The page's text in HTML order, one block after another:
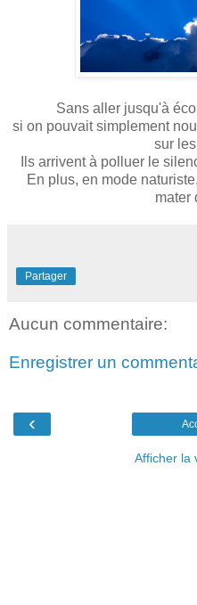
Sans aller jusqu'à
si on pouvait simplement
sur
Ils arrivent à polluer le
En plus, en mode
mater
Partager
Aucun commentaire:
Enregistrer un
‹
Afficher la